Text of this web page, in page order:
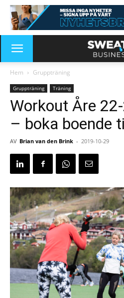
Hem Gruppträning
Gruppträning Träning
Workout Åre
– boka boende
AV Brian van den Brink - 2019-10-29